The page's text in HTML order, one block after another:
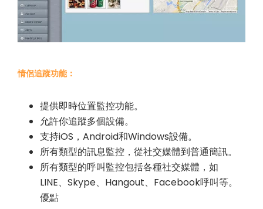
情侶追蹤功能：
提供即時位置監控功能。
允許你追蹤多個設備。
支持iOS，Android和Windows設備。
所有類型的訊息監控，從社交媒體到普通簡訊。
所有類型的呼叫監控包括各種社交媒體，如
LINE、Skype、Hangout、Facebook呼叫等。
優點